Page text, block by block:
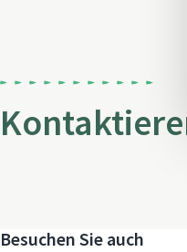
Besuchen Sie auch